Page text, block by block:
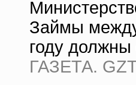
Займы
году должны
ГАЗЕТА.